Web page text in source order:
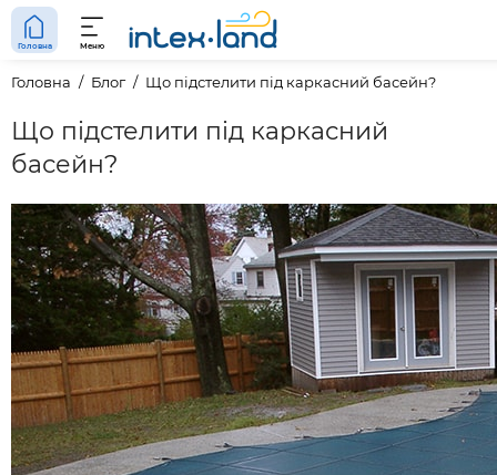
Головна Меню
Головна Блог Що підстелити під каркасний басейн?
Що підстелити під каркасний
басейн?